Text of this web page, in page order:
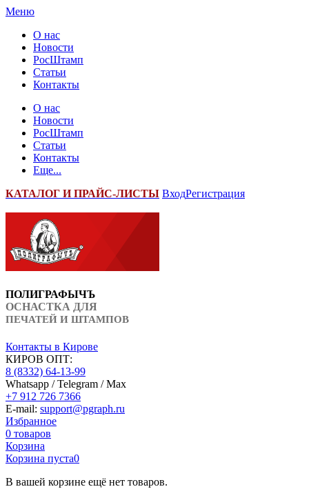
Меню
О нас
Новости
РосШтамп
Статьи
Контакты
О нас
Новости
РосШтамп
Статьи
Контакты
Еще...
КАТАЛОГ И ПРАЙС-ЛИСТЫ ВходРегистрация
ПОЛИГРАФЫЧЪ
ОСНАСТКА ДЛЯ
ПЕЧАТЕЙ И ШТАМПОВ
Контакты в Кирове
КИРОВ ОПТ:
8 (8332) 64-13-99
Whatsapp / Telegram / Max
+7 912 726 7366
E-mail: support@pgraph.ru
Избранное
0 товаров
Корзина
Корзина пуста0
В вашей корзине ещё нет товаров.